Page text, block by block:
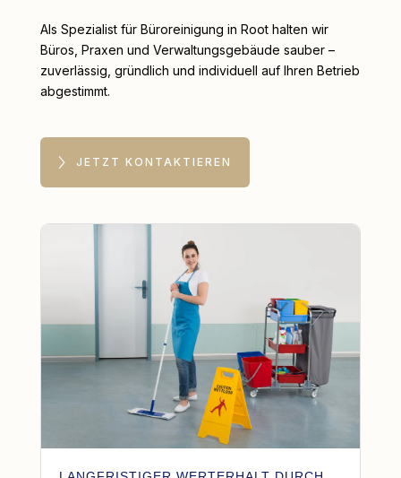
Als Spezialist für Büroreinigung in Root halten wir
Büros, Praxen und Verwaltungsgebäude sauber –
zuverlässig, gründlich und individuell auf Ihren Betrieb
abgestimmt.
JETZT KONTAKTIEREN